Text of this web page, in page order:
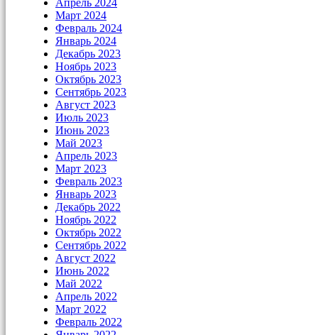
Апрель 2024
Март 2024
Февраль 2024
Январь 2024
Декабрь 2023
Ноябрь 2023
Октябрь 2023
Сентябрь 2023
Август 2023
Июль 2023
Июнь 2023
Май 2023
Апрель 2023
Март 2023
Февраль 2023
Январь 2023
Декабрь 2022
Ноябрь 2022
Октябрь 2022
Сентябрь 2022
Август 2022
Июнь 2022
Май 2022
Апрель 2022
Март 2022
Февраль 2022